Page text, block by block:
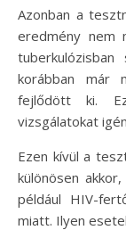
Azonban a
eredmény nem
korábban már
fejlődött ki.
vizsgálatokat
Ezen kívül a
különösen
például HIV-
miatt. Ilyen